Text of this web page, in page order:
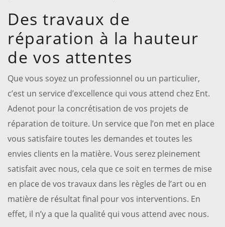
Des travaux de
réparation à la hauteur
de vos attentes
Que vous soyez un professionnel ou un particulier,
c’est un service d’excellence qui vous attend chez Ent.
Adenot pour la concrétisation de vos projets de
réparation de toiture. Un service que l’on met en place
vous satisfaire toutes les demandes et toutes les
envies clients en la matière. Vous serez pleinement
satisfait avec nous, cela que ce soit en termes de mise
en place de vos travaux dans les règles de l’art ou en
matière de résultat final pour vos interventions. En
effet, il n’y a que la qualité qui vous attend avec nous.